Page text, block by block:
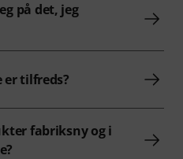
på det, jeg
er tilfreds?
fabriksny og i